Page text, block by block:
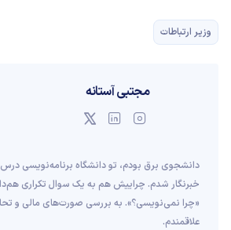
وزیر ارتباطات
مجتبی آستانه
دانشجوی برق بودم، تو دانشگاه برنامه‌نویسی درس
خبرنگار شدم. چراییش هم به یک سوال تکراری
«چرا نمی‌نویسی؟». به بررسی صورت‌های مالی و
علاقمندم.